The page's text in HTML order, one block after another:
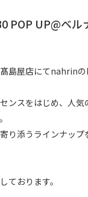
POP UP@ベル
島屋店にてnahrinの
ンスをはじめ、人気
り添うラインナップ
ております。